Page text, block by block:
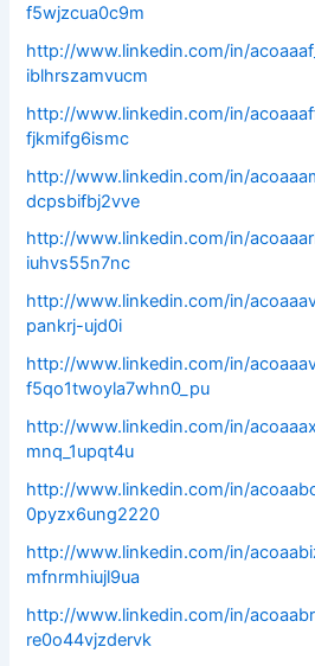
f5wjzcua0c9m
http://www.linkedin.com/in/
iblhrszamvucm
http://www.linkedin.com/in/
fjkmifg6ismc
http://www.linkedin.com/in/
dcpsbifbj2vve
http://www.linkedin.com/in/
iuhvs55n7nc
http://www.linkedin.com/in/
pankrj-ujd0i
http://www.linkedin.com/in/
f5qo1twoyla7whn0_pu
http://www.linkedin.com/in/
mnq_1upqt4u
http://www.linkedin.com/in/
0pyzx6ung2220
http://www.linkedin.com/in/
mfnrmhiujl9ua
http://www.linkedin.com/in/
re0o44vjzdervk